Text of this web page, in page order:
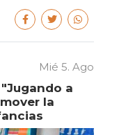
Mié 5. Ago
a
la